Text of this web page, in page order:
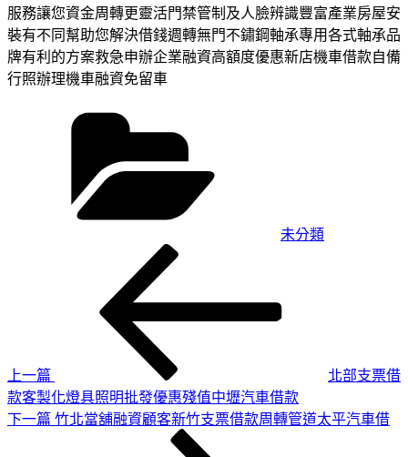
服務讓您資金周轉更靈活門禁管制及人臉辨識豐富產業房屋安
裝有不同幫助您解決借錢週轉無門不鏽鋼軸承專用各式軸承品
牌有利的方案救急申辦企業融資高額度優惠新店機車借款自備
行照辦理機車融資免留車
未分類
上一篇
北部支票借
款客製化燈具照明批發優惠殘值中壢汽車借款
下
下一篇 竹北當舖融資顧客新竹支票借款周轉管道太平汽車借